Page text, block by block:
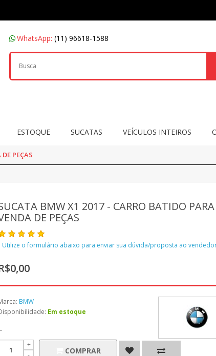
WhatsApp: (11) 96618-1588
ESTOQUE SUCATAS VEÍCULOS INTEIROS
PEÇAS
BMW X1 2017 - CARRO BATIDO PARA
DE PEÇAS
Utilize o formulário abaixo para enviar sua dúvida/proposta ao
BMW
Em estoque
COMPRAR